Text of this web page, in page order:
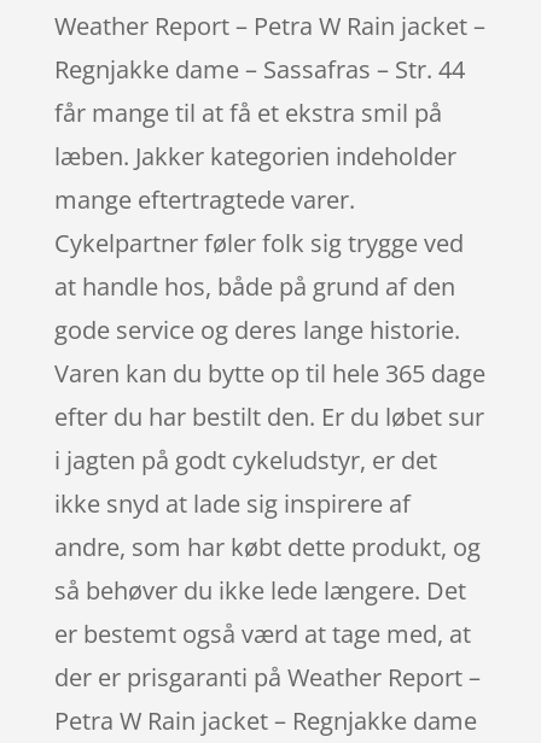
Weather Report – Petra W Rain jacket –
Regnjakke dame – Sassafras – Str. 44
får mange til at få et ekstra smil på
læben. Jakker kategorien indeholder
mange eftertragtede varer.
Cykelpartner føler folk sig trygge ved
at handle hos, både på grund af den
gode service og deres lange historie.
Varen kan du bytte op til hele 365 dage
efter du har bestilt den. Er du løbet sur
i jagten på godt cykeludstyr, er det
ikke snyd at lade sig inspirere af
andre, som har købt dette produkt, og
så behøver du ikke lede længere. Det
er bestemt også værd at tage med, at
der er prisgaranti på Weather Report –
Petra W Rain jacket – Regnjakke dame